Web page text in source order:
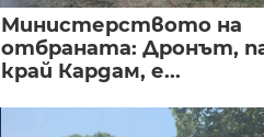
Министерството на
отбраната: Дронът,
край Кардам, е...